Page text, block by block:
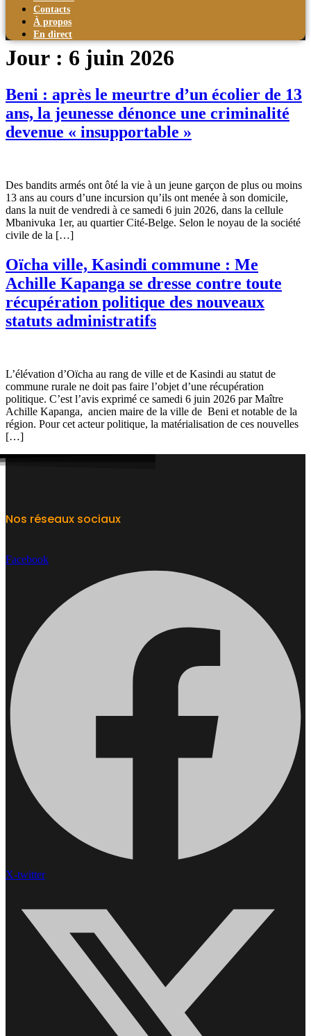
Contacts
À propos
En direct
Jour : 6 juin 2026
Beni : après le meurtre d’un écolier de 13
ans, la jeunesse dénonce une criminalité
devenue « insupportable »
Des bandits armés ont ôté la vie à un jeune garçon de plus ou moins
13 ans au cours d’une incursion qu’ils ont menée à son domicile,
dans la nuit de vendredi à ce samedi 6 juin 2026, dans la cellule
Mbanivuka 1er, au quartier Cité-Belge. Selon le noyau de la société
civile de la […]
Oïcha ville, Kasindi commune : Me
Achille Kapanga se dresse contre toute
récupération politique des nouveaux
statuts administratifs
L’élévation d’Oïcha au rang de ville et de Kasindi au statut de
commune rurale ne doit pas faire l’objet d’une récupération
politique. C’est l’avis exprimé ce samedi 6 juin 2026 par Maître
Achille Kapanga, ancien maire de la ville de Beni et notable de la
région. Pour cet acteur politique, la matérialisation de ces nouvelles
[…]
Nos réseaux sociaux
Facebook
X-twitter